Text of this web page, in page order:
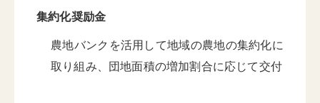
集約化奨励金
農地バンクを活用して地域の農地の集約化に
取り組み、団地面積の増加割合に応じて交付